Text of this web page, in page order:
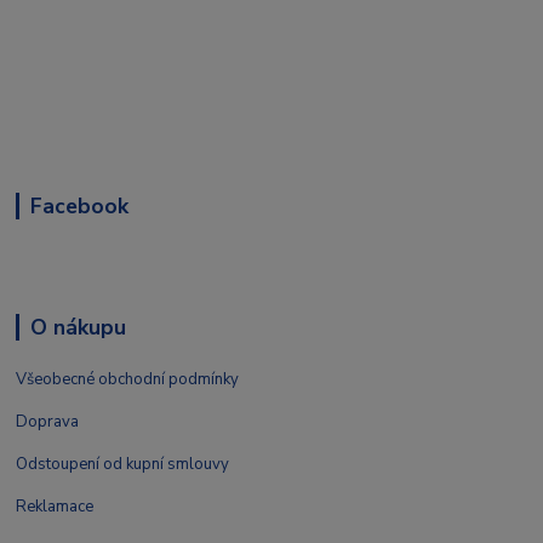
Facebook
O nákupu
Všeobecné obchodní podmínky
Doprava
Odstoupení od kupní smlouvy
Reklamace